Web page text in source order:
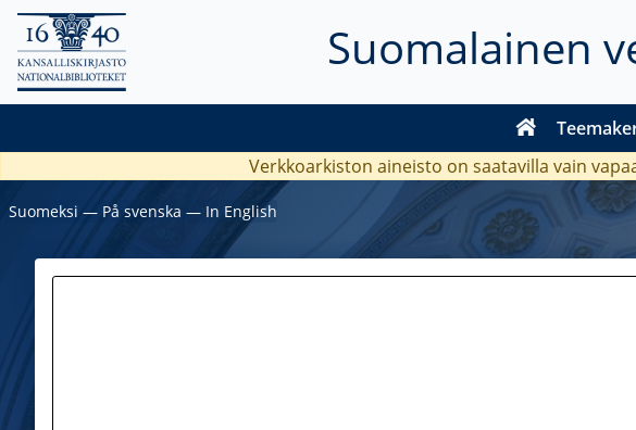
Suomalainen
Verkkoarkiston aineisto on saatavilla vain
Suomeksi ― På svenska ― In English